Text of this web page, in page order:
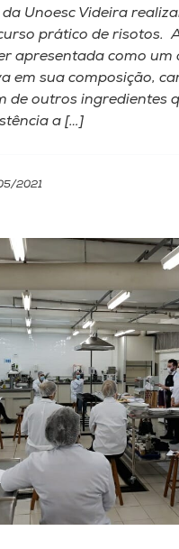
Unoesc Videira
prático de risotos.
apresentada como um
em sua composição,
de outros ingredientes
a […]
2021